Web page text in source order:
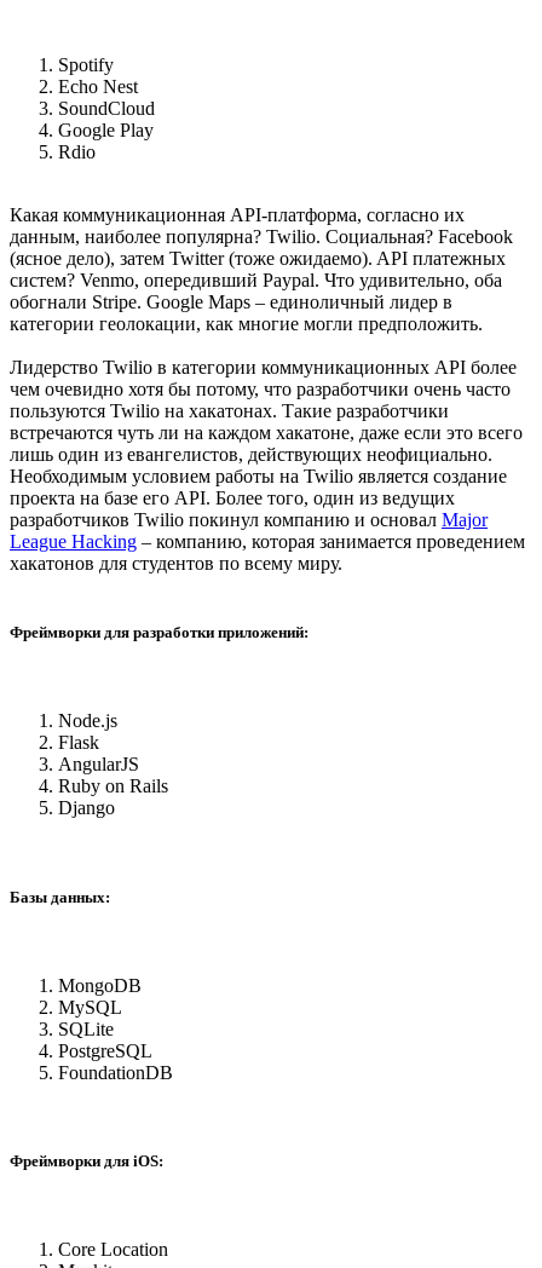
Spotify
Echo Nest
SoundCloud
Google Play
Rdio
Какая коммуникационная API-платформа, согласно их
данным, наиболее популярна? Twilio. Социальная? Facebook
(ясное дело), затем Twitter (тоже ожидаемо). API платежных
систем? Venmo, опередивший Paypal. Что удивительно, оба
обогнали Stripe. Google Maps – единоличный лидер в
категории геолокации, как многие могли предположить.
Лидерство Twilio в категории коммуникационных API более
чем очевидно хотя бы потому, что разработчики очень часто
пользуются Twilio на хакатонах. Такие разработчики
встречаются чуть ли на каждом хакатоне, даже если это всего
лишь один из евангелистов, действующих неофициально.
Необходимым условием работы на Twilio является создание
проекта на базе его API. Более того, один из ведущих
разработчиков Twilio покинул компанию и основал Major
League Hacking – компанию, которая занимается проведением
хакатонов для студентов по всему миру.
Фреймворки для разработки приложений:
Node.js
Flask
AngularJS
Ruby on Rails
Django
Базы данных:
MongoDB
MySQL
SQLite
PostgreSQL
FoundationDB
Фреймворки для iOS:
Core Location